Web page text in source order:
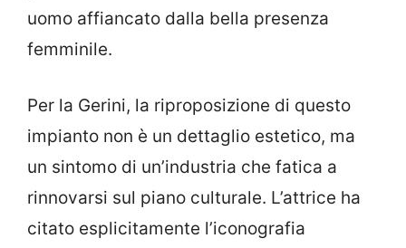
uomo affiancato dalla bella presenza
femminile.
Per la Gerini, la riproposizione di questo
impianto non è un dettaglio estetico, ma
un sintomo di un’industria che fatica a
rinnovarsi sul piano culturale. L’attrice ha
citato esplicitamente l’iconografia